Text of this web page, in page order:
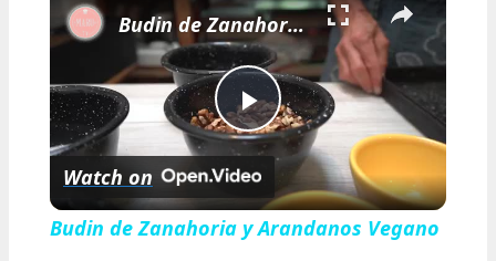
Play
Video
Budin de Zanahoria y Arandanos Vegano
Watch on
Budin de Zanahoria y Arandanos Vegano